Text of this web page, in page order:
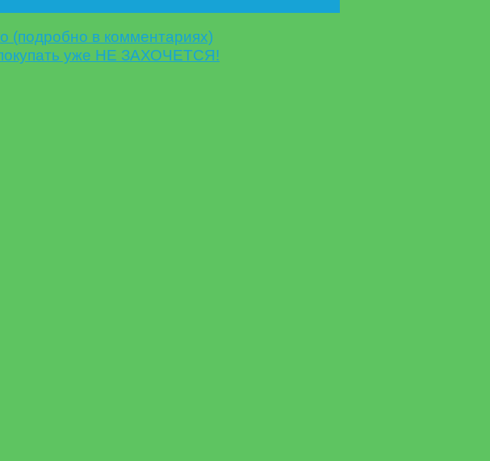
(подробно в комментариях)
уже НЕ ЗАХОЧЕТСЯ!